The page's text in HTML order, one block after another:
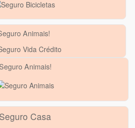
Animais!
Animais!
Seguro Casa